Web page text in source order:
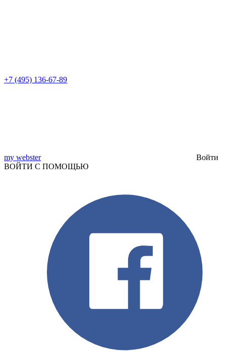
+7 (495) 136-67-89
my webster
Войти
ВОЙТИ С ПОМОЩЬЮ